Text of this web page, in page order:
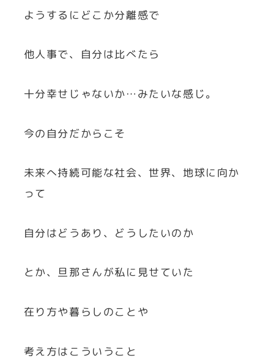
ようするにどこか分離感で
他人事で、自分は比べたら
十分幸せじゃないか…みたいな感じ。
今の自分だからこそ
未来へ持続可能な社会、世界、地球に向か
って
自分はどうあり、どうしたいのか
とか、旦那さんが私に見せていた
在り方や暮らしのことや
考え方はこういうこと